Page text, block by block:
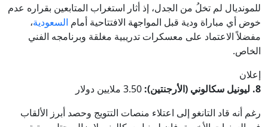
للمونديال لم تخلُ من الجدل، إذ أثار استغراب المتابعين بقراره عدم
خوض أي مباراة ودية قبل المواجهة الافتتاحية أمام السعودية،
مفضلاً الاعتماد على معسكرات تدريبية مغلقة وبرنامجه الفني
الخاص.
إعلان
8. ليونيل سكالوني (الأرجنتين):
رغم أنه قاد التانغو إلى اعتلاء منصات التتويج وحصد أبرز الألقاب